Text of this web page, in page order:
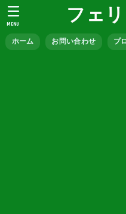
フェ
ホーム お問い合わせ プ
MENU